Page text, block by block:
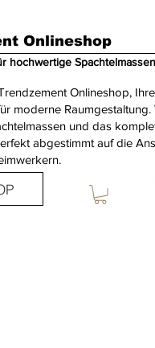
hochwertige
Onlineshop
Onlineshop,
moderne Raumgestaltung.
und das
abgestimmt auf die